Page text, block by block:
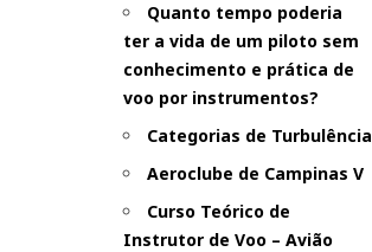
Quanto tempo poderia
ter a vida de um piloto sem
conhecimento e prática de
voo por instrumentos?
Categorias de Turbulência
Aeroclube de Campinas V
Curso Teórico de
Instrutor de Voo – Avião